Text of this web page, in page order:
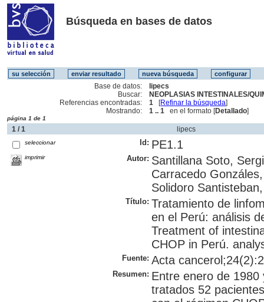
Búsqueda en bases de datos
Base de datos:
lipecs
Buscar:
NEOPLASIAS INTESTINALES/
Referencias encontradas:
1 [Refinar la búsqueda]
Mostrando:
1 .. 1 en el formato [Detallado]
página 1 de 1
1 / 1 lipecs
seleccionar
imprimir
Id: PE1.1
Autor: Santillana Soto,
Carracedo
Solidoro
Título: Tratamiento de
en el Perú: análisis
Treatment of
CHOP in Perú.
Fuente: Acta
Resumen: Entre enero de
tratados 52